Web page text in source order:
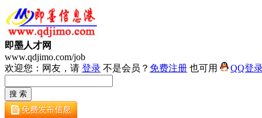
即墨人才网
www.qdjimo.com/job
欢迎您：网友，请 登录 不是会员？ 免费注册 也可用 QQ登